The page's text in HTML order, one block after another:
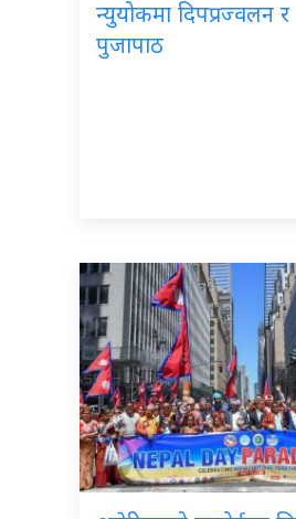
न्युयोकमा दिपप्रज्वलन र
पुजापाठ